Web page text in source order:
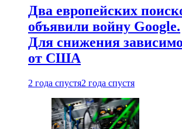
Два европейских
объявили войну Google.
Для снижения
от США
2 года спустя2 года спустя